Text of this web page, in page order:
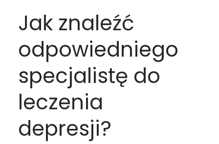
Jak znaleźć
odpowiedniego
specjalistę do
leczenia
depresji?